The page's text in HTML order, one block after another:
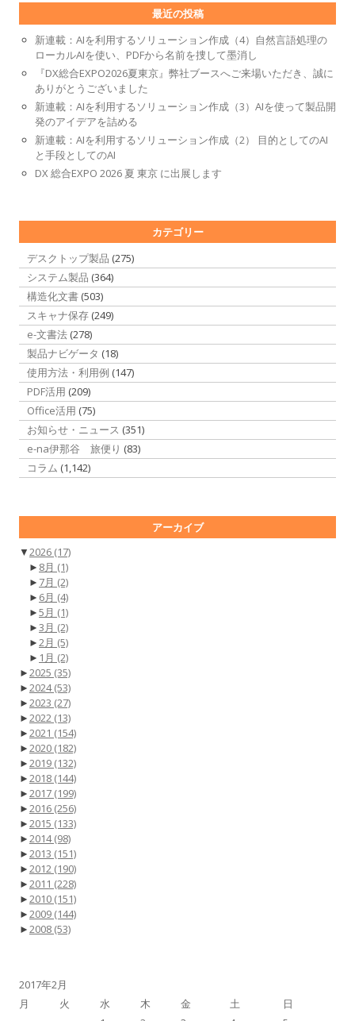
最近の投稿
新連載：AIを利用するソリューション作成（4）自然言語処理の
ローカルAIを使い、PDFから名前を捜して墨消し
『DX総合EXPO2026夏東京』弊社ブースへご来場いただき、誠に
ありがとうございました
新連載：AIを利用するソリューション作成（3）AIを使って製品開
発のアイデアを詰める
新連載：AIを利用するソリューション作成（2） 目的としてのAI
と手段としてのAI
DX 総合EXPO 2026 夏 東京 に出展します
カテゴリー
デスクトップ製品 (275)
システム製品 (364)
構造化文書 (503)
スキャナ保存 (249)
e-文書法 (278)
製品ナビゲータ (18)
使用方法・利用例 (147)
PDF活用 (209)
Office活用 (75)
お知らせ・ニュース (351)
e-na伊那谷 旅便り (83)
コラム (1,142)
アーカイブ
▼2026 (17)
► 8月 (1)
► 7月 (2)
► 6月 (4)
►5月 (1)
►3月 (2)
►2月 (5)
► 1月 (2)
►2025 (35)
►2024(53)
►2023 (27)
►2022 (13)
►2021 (154)
►2020 (182)
►2019 (132)
►2018 (144)
►2017 (199)
►2016 (256)
►2015 (133)
►2014(98)
►2013 (151)
►2012 (190)
►2011 (228)
►2010 (151)
►2009 (144)
►2008 (53)
2017年2月
月
火 水 木 金 土
日